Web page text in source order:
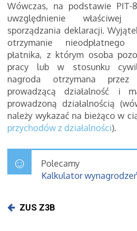
Wówczas, na podstawie PIT-
uwzględnienie
sporządzania deklaracji.
otrzymanie
płatnika, z którym osoba
pracy lub w stosunku
nagroda otrzymana
prowadzącą działalność i
prowadzoną działalnością
należy wykazać na bieżąco w
przychodów z działalności).
Polecamy
Kalkulator
ZUS Z3B